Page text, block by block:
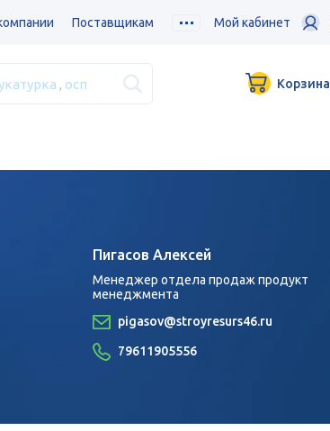
Поставщикам Мой кабинет
осп Корзина
Пигасов Алексей
Менеджер отдела продаж продукт
менеджмента
pigasov@stroyresurs46.ru
79611905556